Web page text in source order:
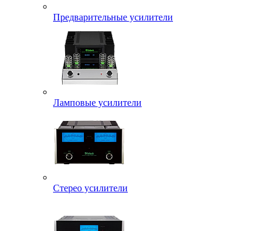
Предварительные усилители
Ламповые усилители
Стерео усилители